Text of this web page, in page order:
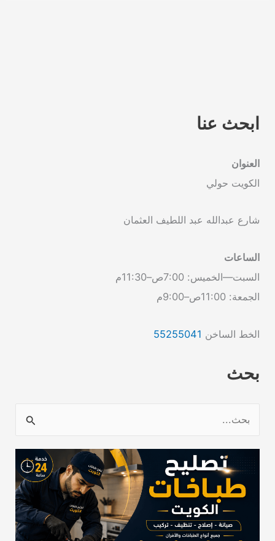
ابحث عنا
العنوان
الكويت حولي
شارع عبدالله عبد اللطيف العثمان
الساعات
السبت—الخميس: 7:00ص–11:30م
الجمعة: 11:00ص–9:00م
الخط الساخن 55255041
بحث